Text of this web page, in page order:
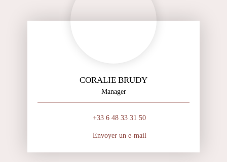
CORALIE BRUDY
Manager
+33 6 48 33 31 50
Envoyer un e-mail